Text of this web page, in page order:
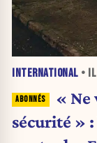
INTERNATIONAL •
« Ne
sécurité »